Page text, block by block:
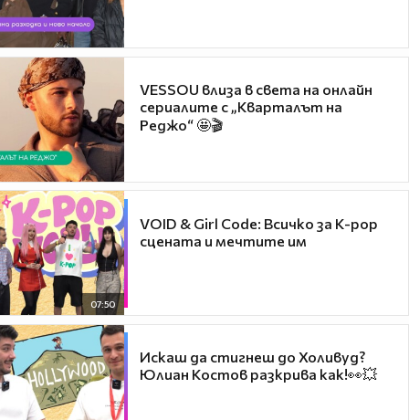
VESSOU влиза в света на онлайн
сериалите с „Кварталът на
Реджо“ 🤩🎬
07:50
VOID & Girl Code: Всичко за K-pop
сцената и мечтите им
Искаш да стигнеш до Холивуд?
Юлиан Костов разкрива как!👀💥